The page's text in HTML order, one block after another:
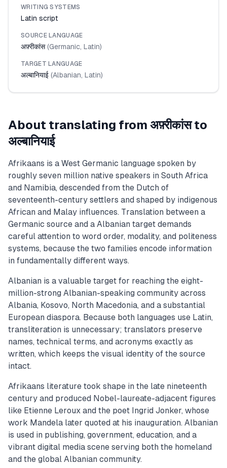
WRITING SYSTEMS
Latin script
SOURCE LANGUAGE
अफ़्रीकांस (Germanic, Latin)
TARGET LANGUAGE
अल्बानियाई (Albanian, Latin)
About translating from अफ़्रीकांसto
अल्बानियाई
Afrikaans is a West Germanic language spoken by
roughly seven million native speakers in South Africa
and Namibia, descended from the Dutch of
seventeenth-century settlers and shaped by indigenous
African and Malay influences. Translation between a
Germanic source and a Albanian target demands
careful attention to word order, modality, and politeness
systems, because the two families encode information
in fundamentally different ways.
Albanian is a valuable target for reaching the eight-
million-strong Albanian-speaking community across
Albania, Kosovo, North Macedonia, and a substantial
European diaspora. Because both languages use Latin,
transliteration is unnecessary; translators preserve
names, technical terms, and acronyms exactly as
written, which keeps the visual identity of the source
intact.
Afrikaans literature took shape in the late nineteenth
century and produced Nobel-laureate-adjacent figures
like Etienne Leroux and the poet Ingrid Jonker, whose
work Mandela later quoted at his inauguration. Albanian
is used in publishing, government, education, and a
vibrant digital media scene serving both the homeland
and the global Albanian community.